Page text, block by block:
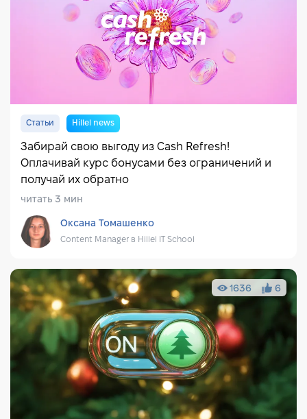
Статьи Hillel news
Забирай свою выгоду из Cash Refresh!
Оплачивай курс бонусами без ограничений и
получай их обратно
читать 3 мин
Оксана Томашенко
Content Manager в Hillel IT School
1636 6